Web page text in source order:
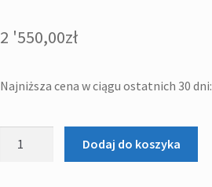
2 '550,00zł
Najniższa cena w ciągu ostatnich 30 dni:
Dodaj do koszyka